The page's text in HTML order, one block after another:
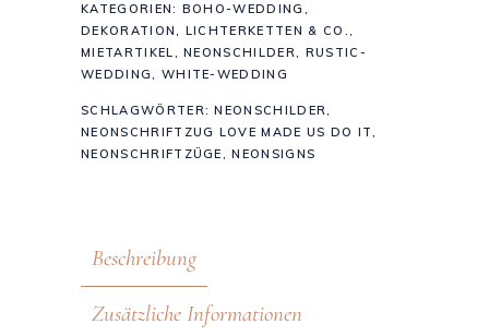
KATEGORIEN: BOHO-WEDDING ,
DEKORATION, LICHTERKETTEN & CO.,
MIETARTIKEL,NEONSCHILDER, RUSTIC-
WEDDING, WHITE-WEDDING
SCHLAGWÖRTER:NEONSCHILDER,
NEONSCHRIFTZUG LOVE MADE US DO IT,
NEONSCHRIFTZÜGE,NEONSIGNS
Beschreibung
Zusätzliche Informationen